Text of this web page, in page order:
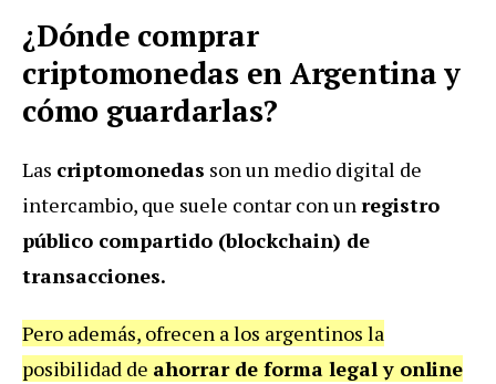
¿Dónde comprar
criptomonedas en Argentina y
cómo guardarlas?
Las criptomonedas son un medio digital de
intercambio, que suele contar con unregistro
público compartido (blockchain) de
transacciones.
Pero además, ofrecen a los argentinos la
posibilidad de ahorrar de forma legal y online